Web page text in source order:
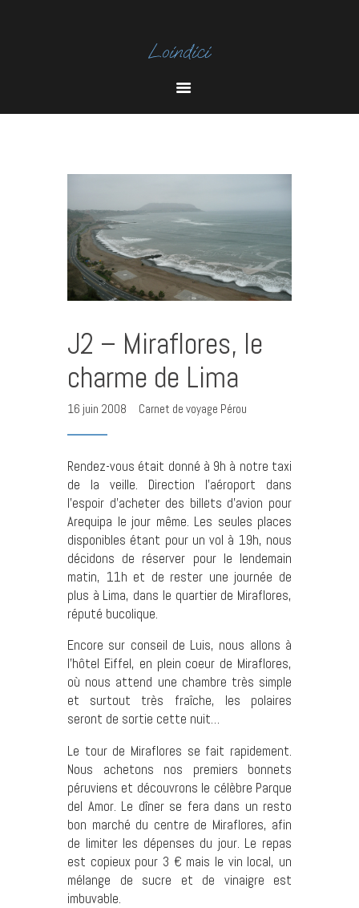
A
O
T
U
B
E
J2 – Miraflores, le
charme de Lima
16 juin 2008 Carnet de voyage Pérou
Rendez-vous était donné à 9h à notre taxi
de la veille. Direction l’aéroport dans
l’espoir d’acheter des billets d’avion pour
Arequipa le jour même. Les seules places
disponibles étant pour un vol à 19h, nous
décidons de réserver pour le lendemain
matin, 11h et de rester une journée de
plus à Lima, dans le quartier de Miraflores,
réputé bucolique.
Encore sur conseil de Luis, nous allons à
l’hôtel Eiffel, en plein coeur de Miraflores,
où nous attend une chambre très simple
et surtout très fraîche, les polaires
seront de sortie cette nuit…
Le tour de Miraflores se fait rapidement.
Nous achetons nos premiers bonnets
péruviens et découvrons le célèbre Parque
del Amor. Le dîner se fera dans un resto
bon marché du centre de Miraflores, afin
de limiter les dépenses du jour. Le repas
est copieux pour 3 € mais le vin local, un
mélange de sucre et de vinaigre est
imbuvable.